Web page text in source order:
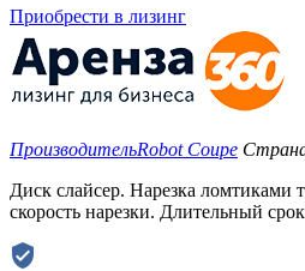
Приобрести в лизинг
ПроизводительRobot Coupe
Диск слайсер. Нарезка
скорость нарезки. Длительный